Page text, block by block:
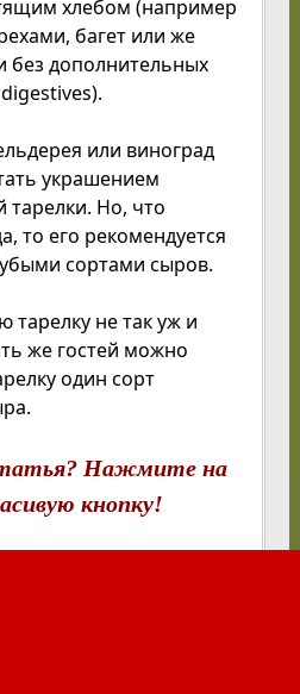
хлебом (например
багет или же
без дополнительных
или виноград
украшением
тарелки. Но, что
то его рекомендуется
сортами сыров.
тарелку не так уж и
же гостей можно
один сорт
Нажмите на
кнопку!